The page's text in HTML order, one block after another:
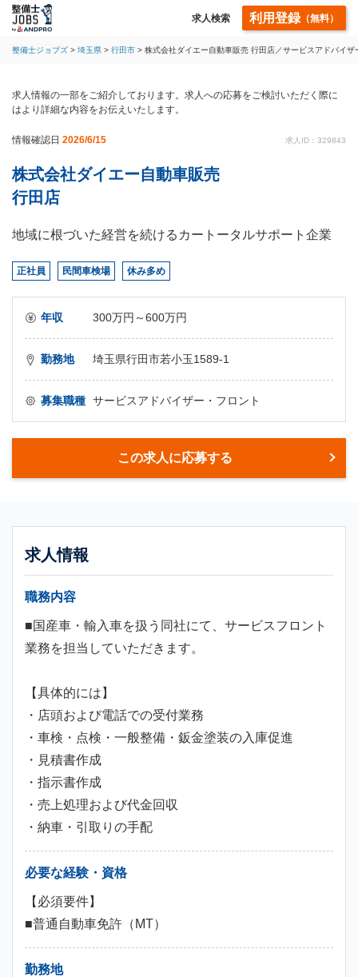
求人検索 利用登録（無料）
整備士ジョブズ 埼玉県 行田市 株式会社ダイエー自動車販売 行田店／サービスアドバイザ
求人情報の一部をご紹介しております。求人への応募をご検討いただく際に
はより詳細な内容をお伝えいたします。
情報確認日 2026/6/15 求人ID：329843
株式会社ダイエー自動車販売
行田店
地域に根づいた経営を続けるカートータルサポート企業
正社員 民間車検場 休み多め
年収 300万円～600万円
勤務地 埼玉県行田市若小玉1589-1
募集職種 サービスアドバイザー・フロント
この求人に応募する
求人情報
職務内容
■国産車・輸入車を扱う同社にて、サービスフロント
業務を担当していただきます。
【具体的には】
・店頭および電話での受付業務
・車検・点検・一般整備・鈑金塗装の入庫促進
・見積書作成
・指示書作成
・売上処理および代金回収
・納車・引取りの手配
必要な経験・資格
【必須要件】
■普通自動車免許（MT）
勤務地